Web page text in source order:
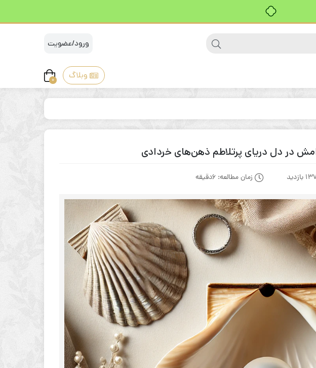
ورود/عضویت
وبلاگ 0
در دل دریای پرتلاطم ذهن‌های خردادی
بازدید زمان مطالعه:6دقيقه